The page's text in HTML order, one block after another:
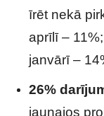
īrēt nekā
aprīlī –
janvārī –
26%
jaunajos